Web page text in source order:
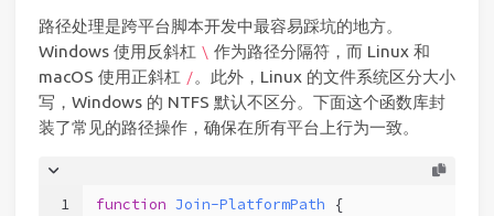
路径处理是跨平台脚本开发中最容易踩坑的地方。
Windows 使用反斜杠 \ 作为路径分隔符，而 Linux 和
macOS 使用正斜杠 /。此外，Linux 的文件系统区分大小
写，Windows 的 NTFS 默认不区分。下面这个函数库封
装了常见的路径操作，确保在所有平台上行为一致。
1
function Join-PlatformPath {